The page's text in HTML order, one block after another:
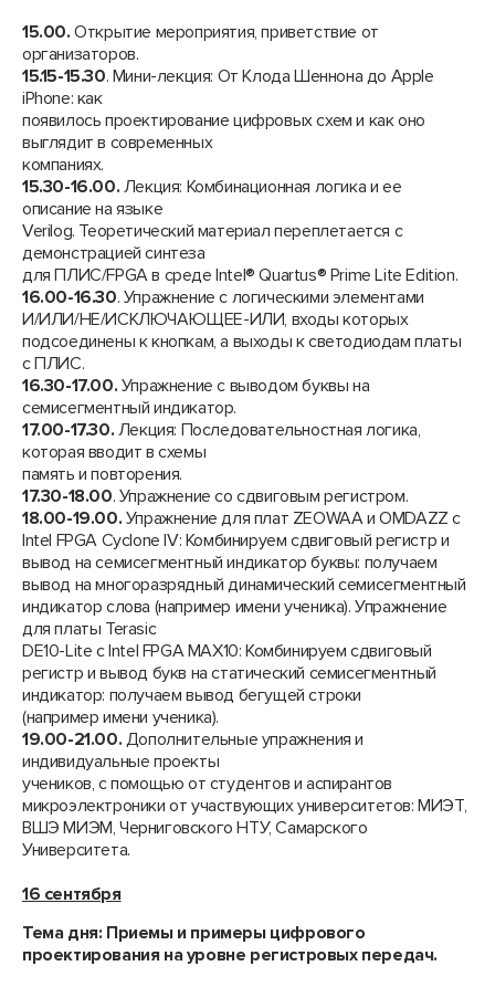
15.00. Открытие мероприятия, приветствие от
организаторов.
15.15-15.30. Мини-лекция: От Клода Шеннона до Apple
iPhone: как
появилось проектирование цифровых схем и как оно
выглядит в современных
компаниях.
15.30-16.00. Лекция: Комбинационная логика и ее
описание на языке
Verilog. Теоретический материал переплетается с
демонстрацией синтеза
для ПЛИС/FPGA в среде Intel® Quartus® Prime Lite Edition.
16.00-16.30. Упражнение с логическими элементами
И/ИЛИ/НЕ/ИСКЛЮЧАЮЩЕЕ-ИЛИ, входы которых
подсоединены к кнопкам, а выходы к светодиодам платы
c ПЛИС.
16.30-17.00. Упражнение с выводом буквы на
семисегментный индикатор.
17.00-17.30. Лекция: Последовательностная логика,
которая вводит в схемы
память и повторения.
17.30-18.00. Упражнение со сдвиговым регистром.
18.00-19.00. Упражнение для плат ZEOWAA и OMDAZZ с
Intel FPGA Cyclone IV: Комбинируем сдвиговый регистр и
вывод на семисегментный индикатор буквы: получаем
вывод на многоразрядный динамический семисегментный
индикатор слова (например имени ученика). Упражнение
для платы Terasic
DE10-Lite с Intel FPGA MAX10: Комбинируем сдвиговый
регистр и вывод букв на статический семисегментный
индикатор: получаем вывод бегущей строки
(например имени ученика).
19.00-21.00. Дополнительные упражнения и
индивидуальные проекты
учеников, с помощью от студентов и аспирантов
микроэлектроники от участвующих университетов: МИЭТ,
ВШЭ МИЭМ, Черниговского НТУ, Самарского
Университета.
16 сентября
Тема дня: Приемы и примеры цифрового
проектирования на уровне регистровых передач.